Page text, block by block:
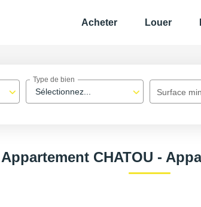
Acheter Louer
Sélectionnez...
Type de bien
Surface min
CHATOU -